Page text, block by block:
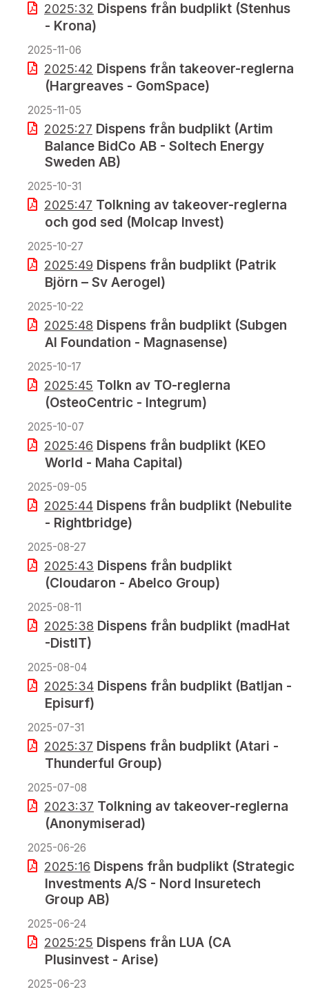
2025:32 Dispens från budplikt (Stenhus
- Krona)
2025-11-06
2025:42 Dispens från takeover-reglerna
(Hargreaves - GomSpace)
2025-11-05
2025:27 Dispens från budplikt (Artim
Balance BidCo AB - Soltech Energy
Sweden AB)
2025-10-31
2025:47 Tolkning av takeover-reglerna
och god sed (Molcap Invest)
2025-10-27
2025:49 Dispens från budplikt (Patrik
Björn – Sv Aerogel)
2025-10-22
2025:48 Dispens från budplikt (Subgen
AI Foundation - Magnasense)
2025-10-17
2025:45 Tolkn av TO-reglerna
(OsteoCentric - Integrum)
2025-10-07
2025:46 Dispens från budplikt (KEO
World - Maha Capital)
2025-09-05
2025:44 Dispens från budplikt (Nebulite
- Rightbridge)
2025-08-27
2025:43 Dispens från budplikt
(Cloudaron - Abelco Group)
2025-08-11
2025:38 Dispens från budplikt (madHat
-DistIT)
2025-08-04
2025:34 Dispens från budplikt (Batljan -
Episurf)
2025-07-31
2025:37 Dispens från budplikt (Atari -
Thunderful Group)
2025-07-08
2023:37 Tolkning av takeover-reglerna
(Anonymiserad)
2025-06-26
2025:16 Dispens från budplikt (Strategic
Investments A/S - Nord Insuretech
Group AB)
2025-06-24
2025:25 Dispens från LUA (CA
Plusinvest - Arise)
2025-06-23